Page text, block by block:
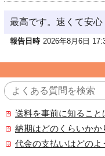
最高です。速くて安
報告日時 2026年8月6日
送料を事前に知ること
納期はどのくらいかか